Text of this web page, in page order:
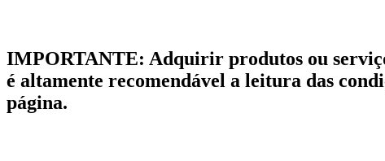
IMPORTANTE: Adquirir produtos ou
é altamente recomendável a leitura das
página.